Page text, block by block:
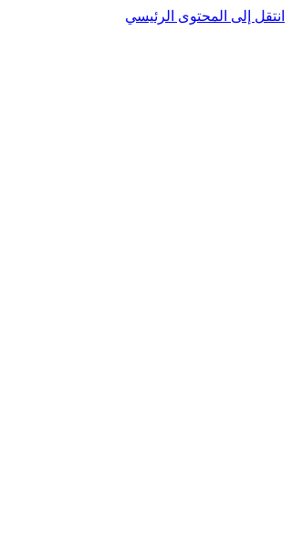
انتقل إلى المحتوى الرئيسي